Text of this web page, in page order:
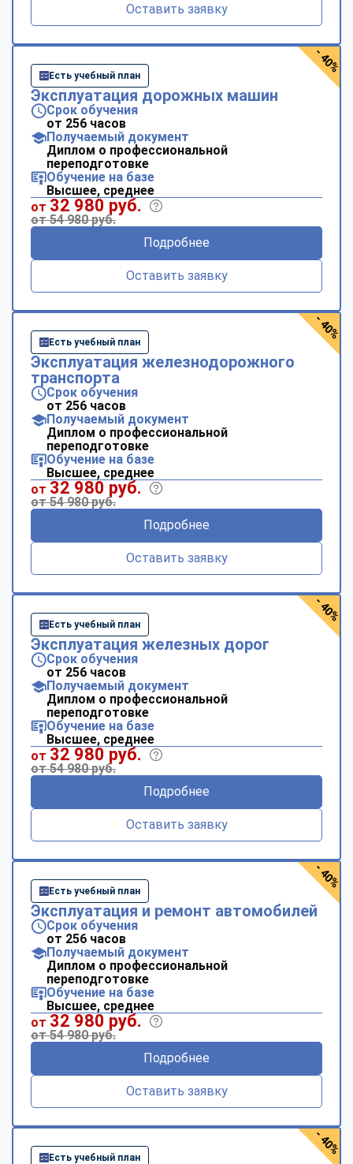
Оставить заявку
Есть учебный план
Эксплуатация дорожных машин
Срок обучения
от 256 часов
Получаемый документ
Диплом о профессиональной
переподготовке
Обучение на базе
Высшее, среднее
от 32 980 руб.
от 54 980 руб.
Подробнее
Оставить заявку
- 40%
Есть учебный план
Эксплуатация железнодорожного
транспорта
Срок обучения
от 256 часов
Получаемый документ
Диплом о профессиональной
переподготовке
Обучение на базе
Высшее, среднее
от 32 980 руб.
от 54 980 руб.
Подробнее
Оставить заявку
- 40%
Есть учебный план
Эксплуатация железных дорог
Срок обучения
от 256 часов
Получаемый документ
Диплом о профессиональной
переподготовке
Обучение на базе
Высшее, среднее
от 32 980 руб.
от 54 980 руб.
Подробнее
Оставить заявку
- 40%
Есть учебный план
Эксплуатация и ремонт автомобилей
Срок обучения
от 256 часов
Получаемый документ
Диплом о профессиональной
переподготовке
Обучение на базе
Высшее, среднее
от 32 980 руб.
от 54 980 руб.
Подробнее
Оставить заявку
- 40%
Есть учебный план
- 40%